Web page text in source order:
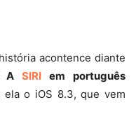
acontence diante
ASIRI em português
ela o iOS 8.3, que vem